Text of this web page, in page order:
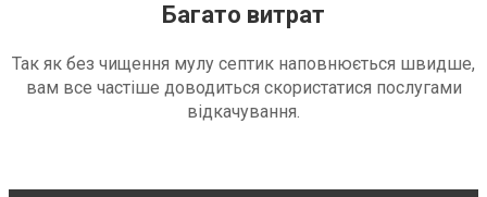
Багато витрат
Так як без чищення мулу септик наповнюється швидше,
вам все частіше доводиться скористатися послугами
відкачування.